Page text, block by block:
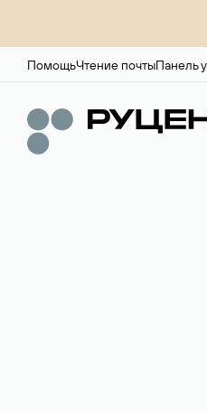
ПомощьЧтение почтыПанель